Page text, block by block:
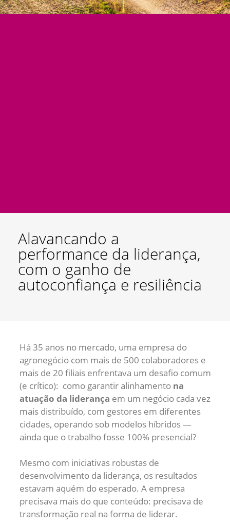
Alavancando a
performance da liderança,
com o ganho de
autoconfiança e resiliência
Há 35 anos no mercado, uma empresa do
agronegócio com mais de 500 colaboradores e
mais de 20 filiais enfrentava um desafio comum
(e crítico): como garantir alinhamento na
atuação da liderança em um negócio cada vez
mais distribuído, com gestores em diferentes
cidades, operando sob modelos híbridos —
ainda que o trabalho fosse 100% presencial?
Mesmo com iniciativas robustas de
desenvolvimento da liderança, os resultados
estavam aquém do esperado. A empresa
precisava mais do que conteúdo: precisava de
transformação real na forma de liderar.